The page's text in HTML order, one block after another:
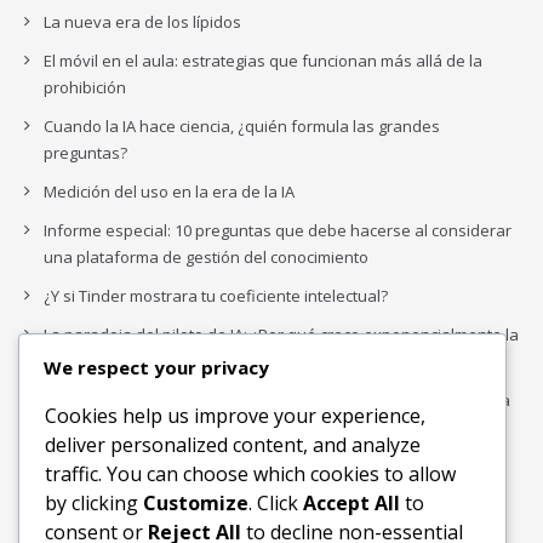
La nueva era de los lípidos
El móvil en el aula: estrategias que funcionan más allá de la
prohibición
Cuando la IA hace ciencia, ¿quién formula las grandes
preguntas?
Medición del uso en la era de la IA
Informe especial: 10 preguntas que debe hacerse al considerar
una plataforma de gestión del conocimiento
¿Y si Tinder mostrara tu coeficiente intelectual?
La paradoja del piloto de IA: ¿Por qué crece exponencialmente la
complejidad de la IA empresarial?
Los organigramas de marketing se crearon para los canales. La
IA acaba de dejarlos obsoletos.
Buscar
Buscar
We respect your privacy
Cookies help us improve your experience,
deliver personalized content, and analyze
traffic. You can choose which cookies to allow
by clicking Customize. ClickAccept All to
consent or Reject All to decline non-essential